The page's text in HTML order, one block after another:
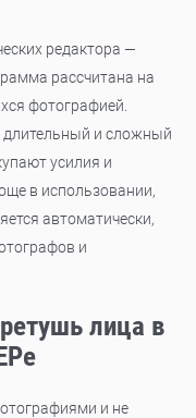
редактора —
рассчитана на
фотографией.
и сложный
усилия и
в использовании,
автоматически,
и
лица в
и не